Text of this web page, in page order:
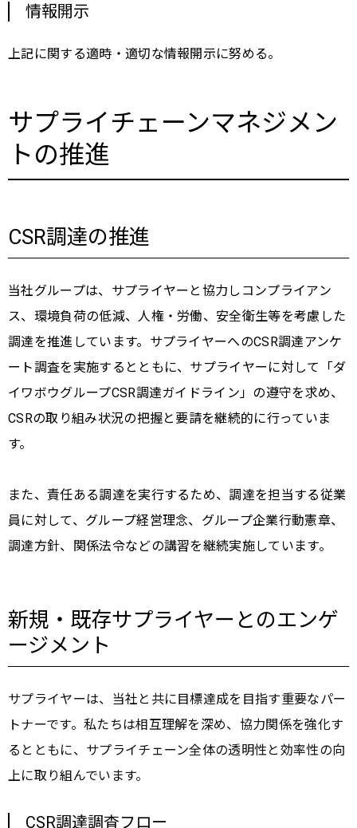
情報開示
上記に関する適時・適切な情報開示に努める。
サプライチェーンマネジメン
トの推進
CSR調達の推進
当社グループは、サプライヤーと協力しコンプライアン
ス、環境負荷の低減、人権・労働、安全衛生等を考慮した
調達を推進しています。サプライヤーへのCSR調達アンケ
ート調査を実施するとともに、サプライヤーに対して「ダ
イワボウグループCSR調達ガイドライン」の遵守を求め、
CSRの取り組み状況の把握と要請を継続的に行っていま
す。
また、責任ある調達を実行するため、調達を担当する従業
員に対して、グループ経営理念、グループ企業行動憲章、
調達方針、関係法令などの講習を継続実施しています。
新規・既存サプライヤーとのエンゲ
ージメント
サプライヤーは、当社と共に目標達成を目指す重要なパー
トナーです。私たちは相互理解を深め、協力関係を強化す
るとともに、サプライチェーン全体の透明性と効率性の向
上に取り組んでいます。
CSR調達調査フロー